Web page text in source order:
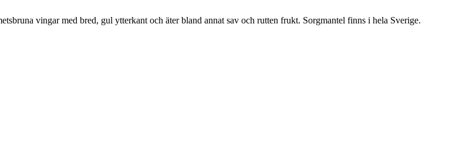
vingar med bred, gul ytterkant och äter bland annat sav och rutten frukt. Sorgmantel finns i hela Sverige.